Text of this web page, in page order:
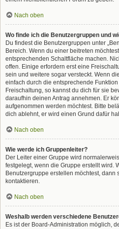
Nach oben
Wo finde ich die Benutzergruppen und
Du findest die Benutzergruppen unter
Bereich. Wenn du einer beitreten
entsprechenden Schaltfläche machen.
offen. Einige erfordern erst eine
sein und weitere sogar versteckt. Wenn
einfach durch die entsprechende
Freischaltung, so kannst du dich für sie
daraufhin deinen Antrag annehmen. Er
aufgenommen werden möchtest. Bitte
dich ablehnt, er wird einen Grund dafür
Nach oben
Wie werde ich Gruppenleiter?
Der Leiter einer Gruppe wird
festgelegt, wenn die Gruppe erstellt wird.
Benutzergruppe erstellen möchtest, dann
kontaktieren.
Nach oben
Weshalb werden verschiedene
Es ist der Board-Administration möglich,